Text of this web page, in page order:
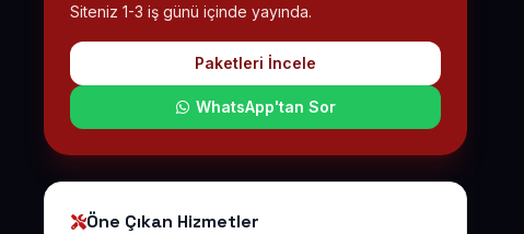
Siteniz 1-3 iş günü içinde yayında.
Paketleri İncele
WhatsApp'tan Sor
Öne Çıkan Hizmetler